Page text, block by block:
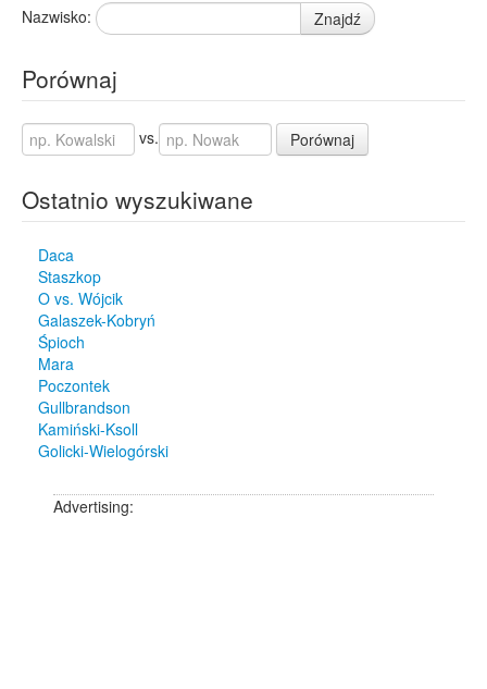
Nazwisko: Znajdź
Porównaj
vs. Porównaj
Ostatnio wyszukiwane
Daca
Staszkop
O vs. Wójcik
Galaszek-Kobryń
Śpioch
Mara
Poczontek
Gullbrandson
Kamiński-Ksoll
Golicki-Wielogórski
Advertising: